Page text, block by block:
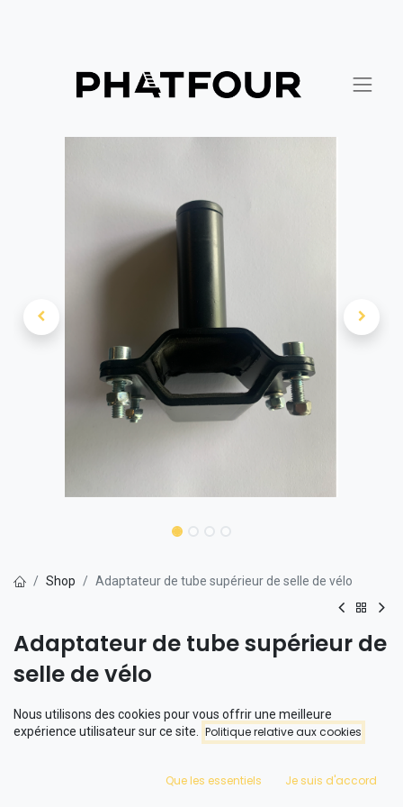
Shop Adaptateur de tube supérieur de selle de vélo
Adaptateur de tube supérieur de
selle de vélo
Disponible à partir de la semaine 46.
Il s'agit d'un adaptateur qui permet de placer un siège enfant à
L'adaptateur a été largement testé en combinaison avec le Qibbel
Nous utilisons des cookies pour vous offrir une meilleure
expérience utilisateur sur ce site.
Politique relative aux cookies
Que les essentiels Je suis d'accord